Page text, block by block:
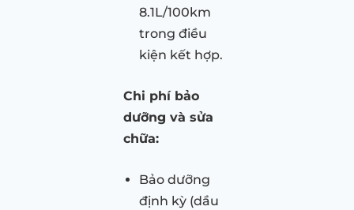
8.1L/100km
trong điều
kiện kết hợp.
Chi phí bảo
dưỡng và sửa
chữa:
Bảo dưỡng
định kỳ (dầu